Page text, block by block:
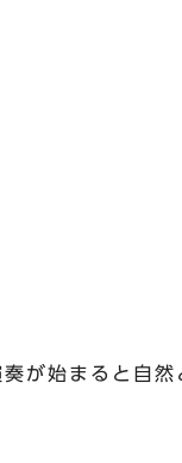
が始まると自